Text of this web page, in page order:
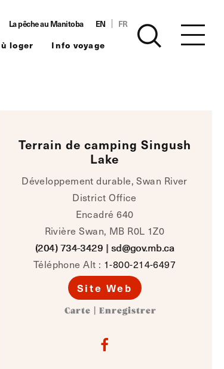
La pêche au Manitoba FR
EN
loger Info voyage
Terrain de camping Singush
Lake
Développement durable, Swan River
District Office
Encadré 640
Rivière Swan, MB R0L 1Z0
(204) 734-3429 | sd@gov.mb.ca
Téléphone Alt : 1-800-214-6497
Site Web
Carte Enregistrer